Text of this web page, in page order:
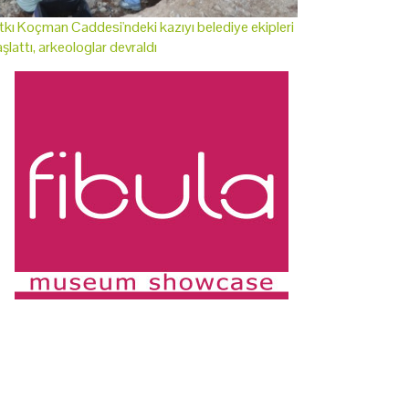
Koçman Caddesi'ndeki kazıyı belediye ekipleri
arkeologlar devraldı